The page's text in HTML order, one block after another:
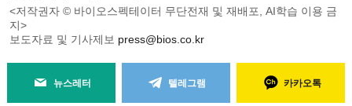
<저작권자 © 바이오스펙테이터 무단전재 및 재배포, AI학습 이용 금
지>
보도자료 및 기사제보 press@bios.co.kr
뉴스레터 텔레그램 카카오톡